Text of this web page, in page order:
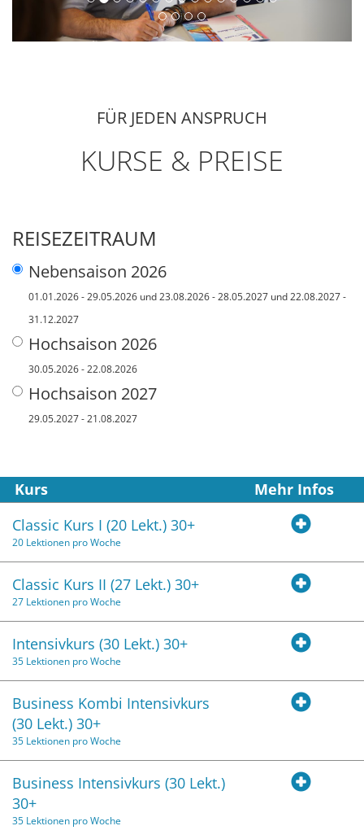
FÜR JEDEN ANSPRUCH
KURSE & PREISE
REISEZEITRAUM
Nebensaison 2026
01.01.2026 - 29.05.2026 und 23.08.2026 - 28.05.2027 und 22.08.2027 -
31.12.2027
Hochsaison 2026
30.05.2026 - 22.08.2026
Hochsaison 2027
29.05.2027 - 21.08.2027
Kurs
Mehr Infos
Classic Kurs I (20 Lekt.) 30+
20 Lektionen pro Woche
Classic Kurs II (27 Lekt.) 30+
27 Lektionen pro Woche
Intensivkurs (30 Lekt.) 30+
35 Lektionen pro Woche
Business Kombi Intensivkurs
(30 Lekt.) 30+
35 Lektionen pro Woche
Business Intensivkurs (30 Lekt.)
30+
35 Lektionen pro Woche